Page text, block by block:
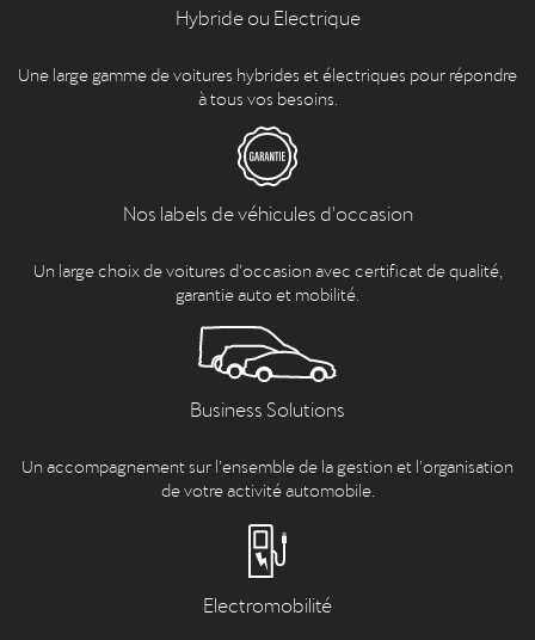
Hybride ou Electrique
Une large gamme de voitures hybrides et électriques pour répondre
à tous vos besoins.
Nos labels de véhicules d'occasion
Un large choix de voitures d’occasion avec certificat de qualité,
garantie auto et mobilité.
Business Solutions
Un accompagnement sur l’ensemble de la gestion et l’organisation
de votre activité automobile.
Electromobilité